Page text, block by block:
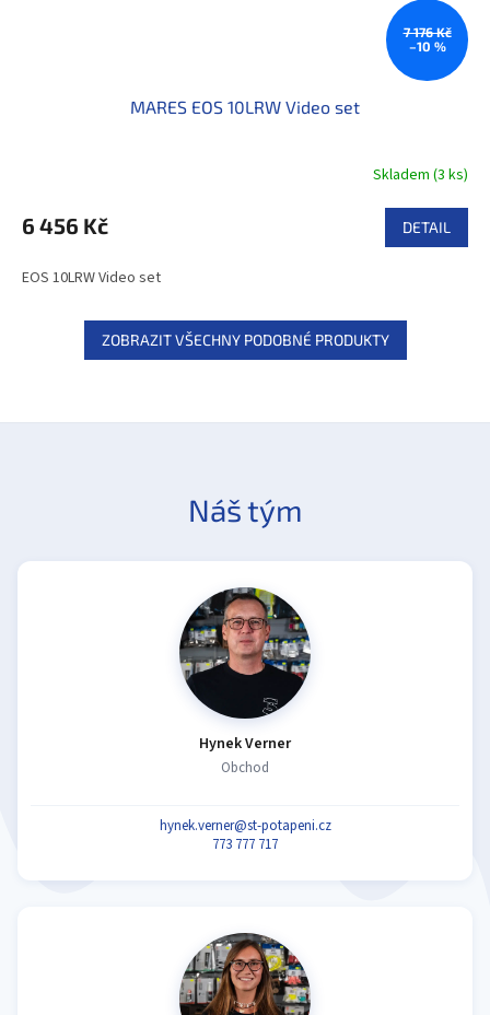
7 176 Kč
–10 %
MARES EOS 10LRW Video set
Skladem (3 ks)
6 456 Kč DETAIL
EOS 10LRW Video set
ZOBRAZIT VŠECHNY PODOBNÉ PRODUKTY
Náš tým
Hynek Verner
Obchod
hynek.verner@st-potapeni.cz
773 777 717